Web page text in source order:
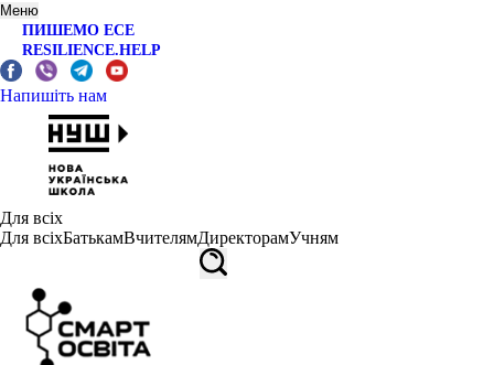
Меню
ПИШЕМО ЕСЕ
RESILIENCE.HELP
Напишіть нам
Для всіх
Для всіхБатькамВчителямДиректорамУчням